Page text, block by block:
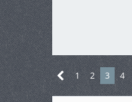
1 2 3 4